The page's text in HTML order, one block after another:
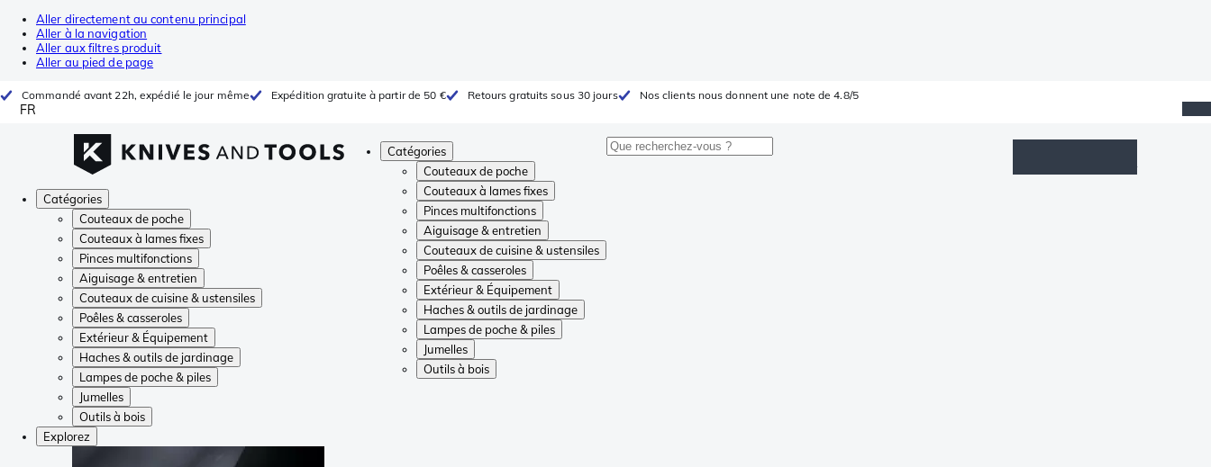
Aller directement au contenu principal
Aller à la navigation
Aller aux filtres produit
Aller au pied de page
Commandé avant 22h, expédié le jour même Expédition gratuite à partir de 50 € Retours gratuits sous 30 jours Nos clients nous donnent une note de 4.8/5
FR
Catégories
Couteaux de poche
Couteaux à lames fixes
Pinces multifonctions
Aiguisage & entretien
Couteaux de cuisine & ustensiles
Poêles & casseroles
Extérieur & Équipement
Haches & outils de jardinage
Lampes de poche & piles
Jumelles
Outils à bois
Catégories
Couteaux de poche
Couteaux à lames fixes
Pinces multifonctions
Aiguisage & entretien
Couteaux de cuisine & ustensiles
Poêles & casseroles
Extérieur & Équipement
Haches & outils de jardinage
Lampes de poche & piles
Jumelles
Outils à bois
Explorez